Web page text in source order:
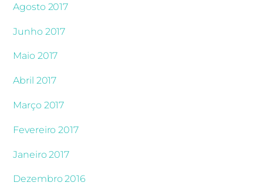
Agosto 2017
Junho 2017
Maio 2017
Abril 2017
Março 2017
Fevereiro 2017
Janeiro 2017
Dezembro 2016